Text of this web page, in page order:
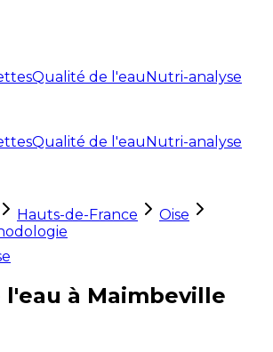
Qualité de l'eauNutri-analyse
Qualité de l'eauNutri-analyse
Hauts-de-France
Oise
à Maimbeville